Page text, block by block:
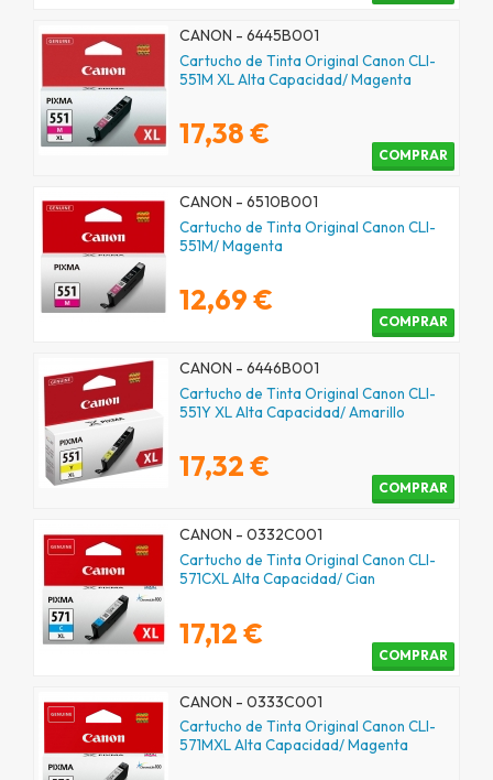
CANON - 6445B001
Cartucho de Tinta Original Canon CLI-
551M XL Alta Capacidad/ Magenta
17,38 €
COMPRAR
CANON - 6510B001
Cartucho de Tinta Original Canon CLI-
551M/ Magenta
12,69 €
COMPRAR
CANON - 6446B001
Cartucho de Tinta Original Canon CLI-
551Y XL Alta Capacidad/ Amarillo
17,32 €
COMPRAR
CANON - 0332C001
Cartucho de Tinta Original Canon CLI-
571CXL Alta Capacidad/ Cian
17,12 €
COMPRAR
CANON - 0333C001
Cartucho de Tinta Original Canon CLI-
571MXL Alta Capacidad/ Magenta